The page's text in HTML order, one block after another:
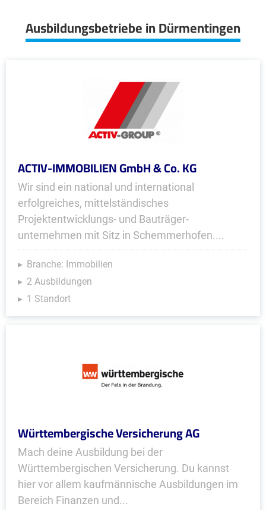
Ausbildungsbetriebe in Dürmentingen
ACTIV-IMMOBILIEN GmbH & Co. KG
Wir sind ein national und international
erfolgreiches, mittelständisches
Projektentwicklungs- und Bauträger­
unternehmen mit Sitz in Schemmerhofen....
Branche: Immobilien
2 Ausbildungen
1 Standort
Württembergische Versicherung AG
Mach deine Ausbildung bei der
Württembergischen Versicherung. Du kannst
hier vor allem kaufmännische Ausbildungen im
Bereich Finanzen und...